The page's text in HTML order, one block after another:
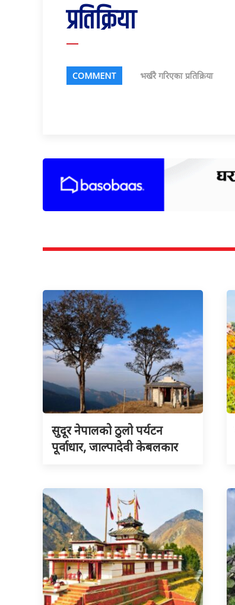
प्रतिक्रिया
COMMENT भर्खरै गरिएका प्रतिक्रिया
सुदूर नेपालको ठुलो पर्यटन
पूर्वाधार, जाल्पादेवी केबलकार